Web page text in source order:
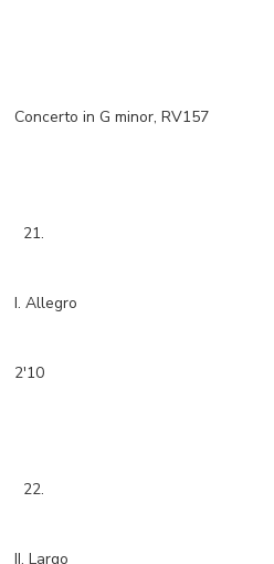
Concerto in G minor, RV157
21.
I. Allegro
2'10
22.
II. Largo